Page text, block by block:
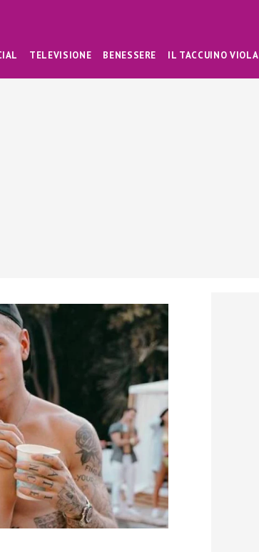
TELEVISIONE BENESSERE IL TACCUINO VIOLA